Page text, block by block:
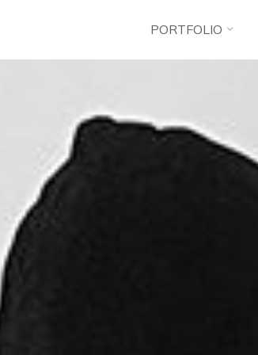
PORTFOLIO